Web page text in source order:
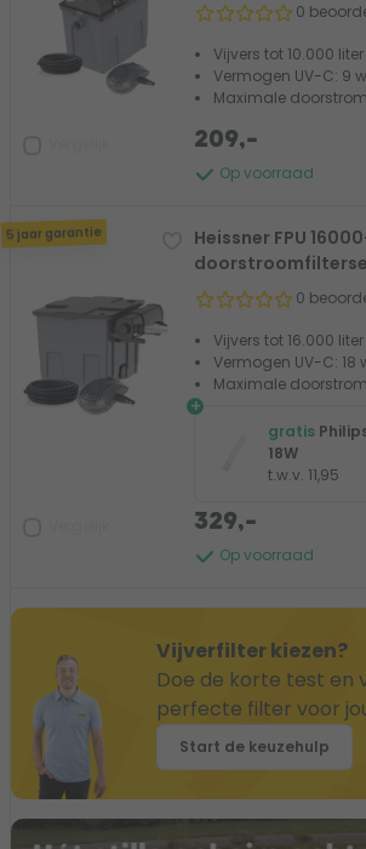
0
Vijvers tot 10.000 liter
Vermogen UV-C: 9
Maximale
Op voorraad
209,-
5 jaar garantie
Heissner FPU
0
Vijvers tot 16.000 liter
Vermogen UV-C: 18
Maximale
+
gratis
18W
t.w.v. 11,95
Op voorraad
329,-
Vijverfilter kiezen?
Doe de korte test en
perfecte filter voor
Start de keuzehulp